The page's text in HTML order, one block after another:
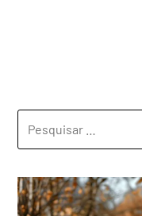
POR: